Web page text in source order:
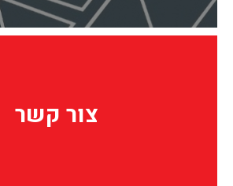
צור קשר
צור קשר